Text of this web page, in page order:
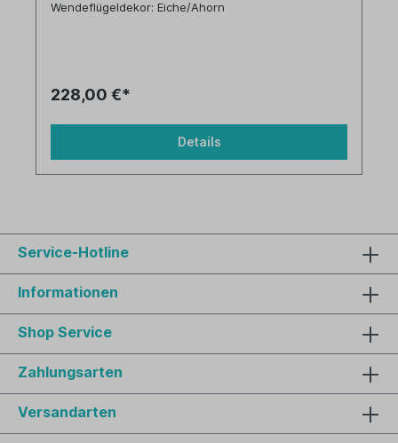
Wendeflügeldekor: Eiche/Ahorn
228,00 €*
Details
Service-Hotline
Informationen
Shop Service
Zahlungsarten
Versandarten